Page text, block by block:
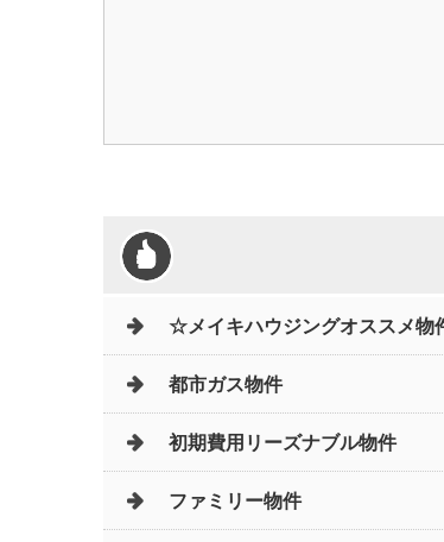
☆メイキハウジングオススメ
都市ガス物件
初期費用リーズナブル物件
ファミリー物件